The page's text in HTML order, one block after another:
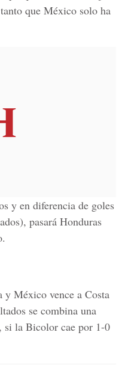
que México solo ha
y en diferencia de goles
pasará Honduras
y México vence a Costa
se combina una
si la Bicolor cae por 1-0